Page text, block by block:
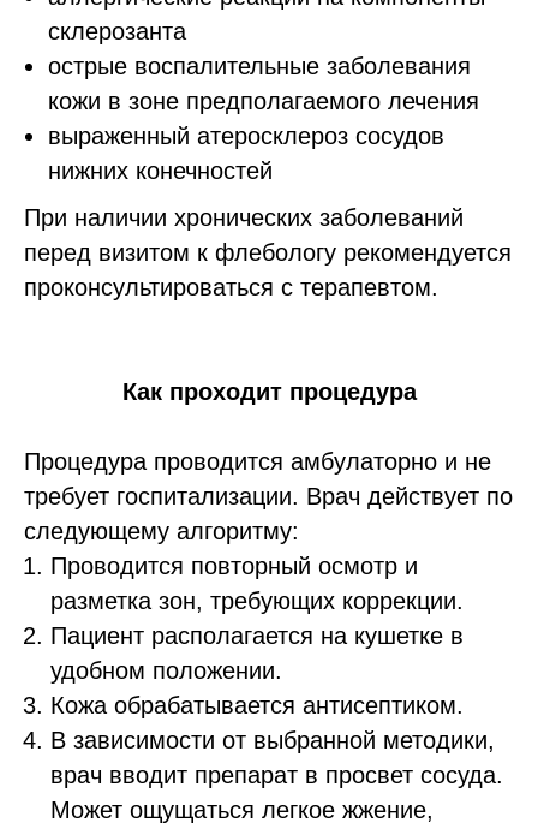
склерозанта
острые воспалительные заболевания
кожи в зоне предполагаемого лечения
выраженный атеросклероз сосудов
нижних конечностей
При наличии хронических заболеваний
перед визитом к флебологу рекомендуется
проконсультироваться с терапевтом.
Как проходит процедура
Процедура проводится амбулаторно и не
требует госпитализации. Врач действует по
следующему алгоритму:
Проводится повторный осмотр и
разметка зон, требующих коррекции.
Пациент располагается на кушетке в
удобном положении.
Кожа обрабатывается антисептиком.
В зависимости от выбранной методики,
врач вводит препарат в просвет сосуда.
Может ощущаться легкое жжение,